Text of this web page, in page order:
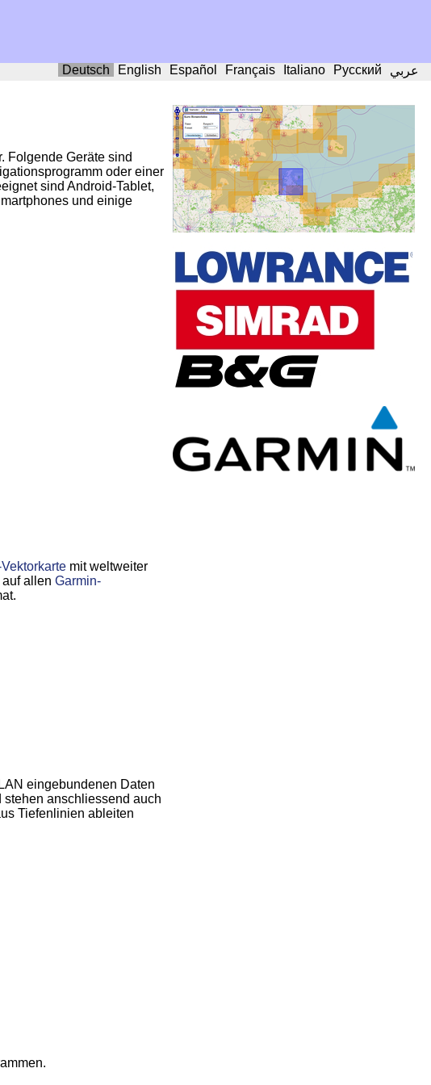
Deutsch English Español Français Italiano Русский
عربي
Folgende Geräte sind
oder einer
sind Android-Tablet,
und einige
mit weltweiter
allen Garmin-
eingebundenen Daten
anschliessend auch
Tiefenlinien ableiten